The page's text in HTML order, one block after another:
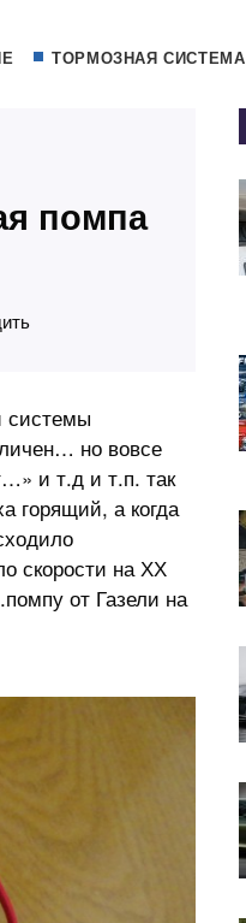
ТОРМОЗНАЯ СИСТЕМА
помпа
системы
но вовсе
и т.д и т.п. так
горящий, а когда
скорости на ХХ
от Газели на